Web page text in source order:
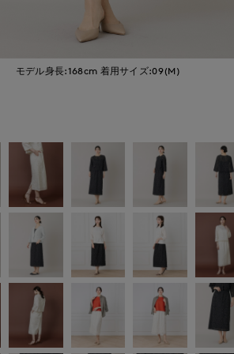
モデル身長:168cm 着用サイズ:09(M)